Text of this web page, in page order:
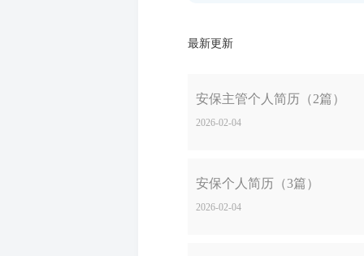
最新更新
安保主管个人简历（2篇）
2026-02-04
安保个人简历（3篇）
2026-02-04